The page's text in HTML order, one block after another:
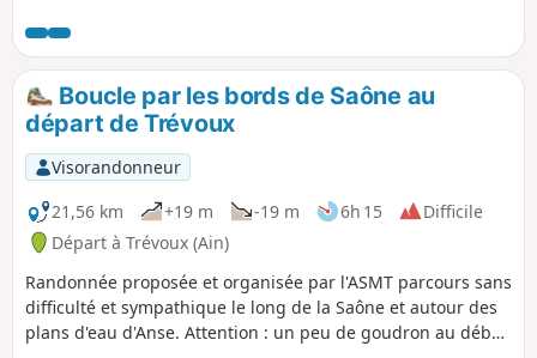
Boucle par les bords de Saône au
départ de Trévoux
Visorandonneur
21,56 km
+19 m -19 m 6h 15
Difficile
Départ à Trévoux (Ain)
Randonnée proposée et organisée par l'ASMT parcours sans
difficulté et sympathique le long de la Saône et autour des
plans d'eau d'Anse. Attention : un peu de goudron au début